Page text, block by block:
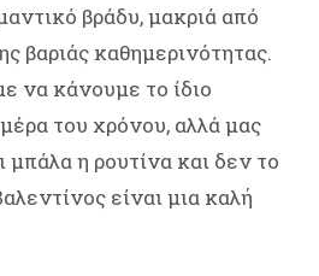
βράδυ, μακριά από
βαριάς καθημερινότητας.
να κάνουμε το ίδιο
του χρόνου, αλλά μας
μπάλα η ρουτίνα και δεν το
είναι μια καλή